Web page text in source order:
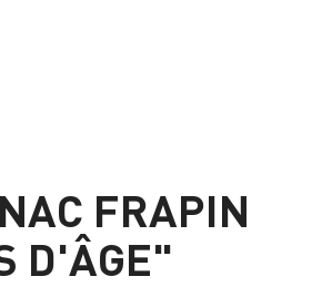
FRAPIN
D'ÂGE"